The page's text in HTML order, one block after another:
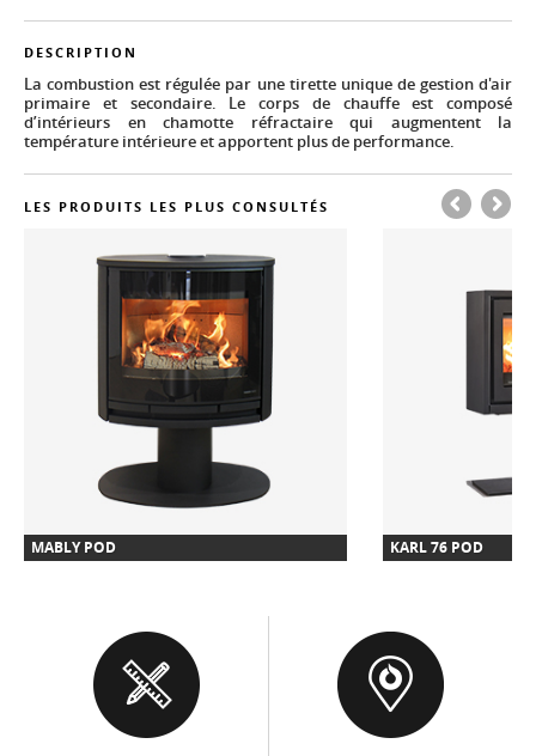
DESCRIPTION
La combustion est régulée par une tirette unique de gestion d'air
primaire et secondaire. Le corps de chauffe est composé
d’intérieurs en chamotte réfractaire qui augmentent la
température intérieure et apportent plus de performance.
LES PRODUITS LES PLUS CONSULTÉS
MABLY POD KARL 76 POD